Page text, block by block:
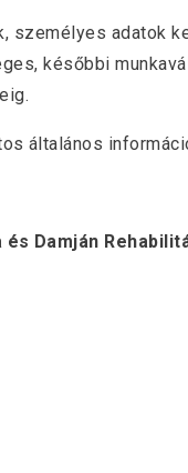
személyes adatok
későbbi
általános
Damján